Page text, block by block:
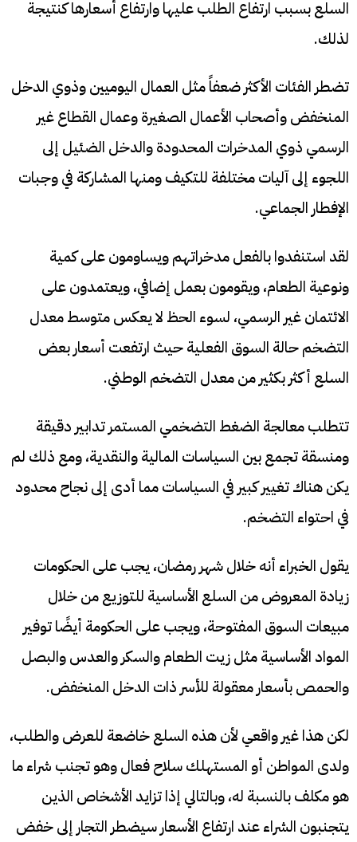
السلع بسبب ارتفاع الطلب عليها وارتفاع أسعارها كنتيجة
لذلك.
تضطر الفئات الأكثر ضعفاً مثل العمال اليوميين وذوي الدخل
المنخفض وأصحاب الأعمال الصغيرة وعمال القطاع غير
الرسمي ذوي المدخرات المحدودة والدخل الضئيل إلى
اللجوء إلى آليات مختلفة للتكيف ومنها المشاركة في وجبات
الإفطار الجماعي.
لقد استنفدوا بالفعل مدخراتهم ويساومون على كمية
ونوعية الطعام، ويقومون بعمل إضافي، ويعتمدون على
الائتمان غير الرسمي، لسوء الحظ لا يعكس متوسط معدل
التضخم حالة السوق الفعلية حيث ارتفعت أسعار بعض
السلع أكثر بكثير من معدل التضخم الوطني.
تتطلب معالجة الضغط التضخمي المستمر تدابير دقيقة
ومنسقة تجمع بين السياسات المالية والنقدية، ومع ذلك لم
يكن هناك تغيير كبير في السياسات مما أدى إلى نجاح محدود
في احتواء التضخم.
يقول الخبراء أنه خلال شهر رمضان، يجب على الحكومات
زيادة المعروض من السلع الأساسية للتوزيع من خلال
مبيعات السوق المفتوحة، ويجب على الحكومة أيضًا توفير
المواد الأساسية مثل زيت الطعام والسكر والعدس والبصل
والحمص بأسعار معقولة للأسر ذات الدخل المنخفض.
لكن هذا غير واقعي لأن هذه السلع خاضعة للعرض والطلب،
ولدى المواطن أو المستهلك سلاح فعال وهو تجنب شراء ما
هو مكلف بالنسبة له، وبالتالي إذا تزايد الأشخاص الذين
يتجنبون الشراء عند ارتفاع الأسعار سيضطر التجار إلى خفض